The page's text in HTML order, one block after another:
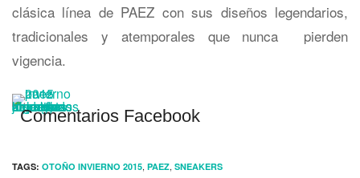
clásica línea de PAEZ con sus diseños legendarios,
tradicionales y atemporales que nunca pierden
vigencia.
Comentarios Facebook
TAGS: OTOÑO INVIERNO 2015, PAEZ, SNEAKERS